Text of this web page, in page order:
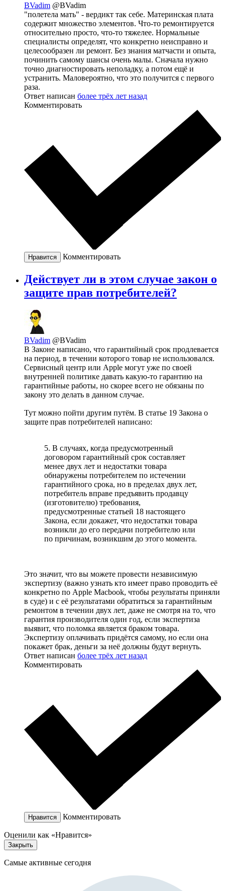
BVadim @BVadim
"полетела мать" - вердикт так себе. Материнская плата
содержит множество элементов. Что-то ремонтируется
относительно просто, что-то тяжелее. Нормальные
специалисты определят, что конкретно неисправно и
целесообразен ли ремонт. Без знания матчасти и опыта,
починить самому шансы очень малы. Сначала нужно
точно диагностировать неполадку, а потом ещё и
устранить. Маловероятно, что это получится с первого
раза.
Ответ написан более трёх лет назад
Комментировать
Нравится Комментировать
Действует ли в этом случае закон о
защите прав потребителей?
BVadim @BVadim
В Законе написано, что гарантийный срок продлевается
на период, в течении которого товар не использовался.
Сервисный центр или Apple могут уже по своей
внутренней политике давать какую-то гарантию на
гарантийные работы, но скорее всего не обязаны по
закону это делать в данном случае.
Тут можно пойти другим путём. В статье 19 Закона о
защите прав потребителей написано:
5. В случаях, когда предусмотренный
договором гарантийный срок составляет
менее двух лет и недостатки товара
обнаружены потребителем по истечении
гарантийного срока, но в пределах двух лет,
потребитель вправе предъявить продавцу
(изготовителю) требования,
предусмотренные статьей 18 настоящего
Закона, если докажет, что недостатки товара
возникли до его передачи потребителю или
по причинам, возникшим до этого момента.
Это значит, что вы можете провести независимую
экспертизу (важно узнать кто имеет право проводить её
конкретно по Apple Macbook, чтобы результаты приняли
в суде) и с её результатами обратиться за гарантийным
ремонтом в течении двух лет, даже не смотря на то, что
гарантия производителя один год, если экспертиза
выявит, что поломка является браком товара.
Экспертизу оплачивать придётся самому, но если она
покажет брак, деньги за неё должны будут вернуть.
Ответ написан более трёх лет назад
Комментировать
Нравится Комментировать
Оценили как «Нравится»
Закрыть
Самые активные сегодня